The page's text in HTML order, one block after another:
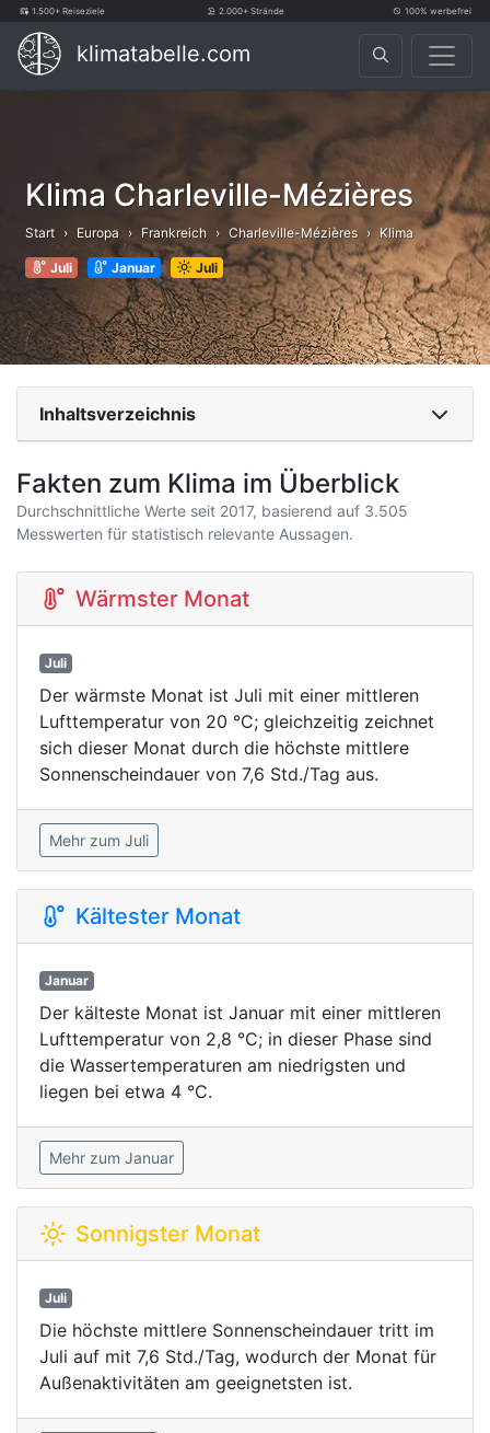
1.500+ Reiseziele 2.000+ Strände 100% werbefrei
klimatabelle.com
Klima Charleville-Mézières
Start Europa Frankreich Charleville-Mézières Klima
Juli Januar Juli
Inhaltsverzeichnis
Fakten zum Klima im Überblick
Durchschnittliche Werte seit 2017, basierend auf 3.505
Messwerten für statistisch relevante Aussagen.
Wärmster Monat
Juli
Der wärmste Monat ist Juli mit einer mittleren
Lufttemperatur von 20 °C; gleichzeitig zeichnet
sich dieser Monat durch die höchste mittlere
Sonnenscheindauer von 7,6 Std./Tag aus.
Mehr zum Juli
Kältester Monat
Januar
Der kälteste Monat ist Januar mit einer mittleren
Lufttemperatur von 2,8 °C; in dieser Phase sind
die Wassertemperaturen am niedrigsten und
liegen bei etwa 4 °C.
Mehr zum Januar
Sonnigster Monat
Juli
Die höchste mittlere Sonnenscheindauer tritt im
Juli auf mit 7,6 Std./Tag, wodurch der Monat für
Außenaktivitäten am geeignetsten ist.